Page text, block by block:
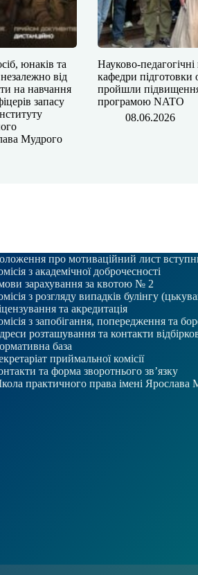
юнаків та
незалежно від
на навчання
запасу
Мудрого
Науково-
кафедри підготовки
пройшли підвищення
програмою NATO
08.06.2026
про мотиваційний лист
з академічної доброчесності
зарахування за квотою № 2
з розгляду випадків булінгу
та акредитація
з запобігання, попередження та
розташування та контакти
база
приймальної комісії
та форма зворотнього зв’язку
практичного права імені Ярослава